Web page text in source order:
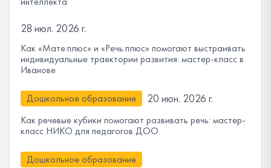
28 июл. 2026 г.
Как «Мате:плюс» и «Речь:плюс» помогают выстраивать
индивидуальные траектории развития: мастер-класс в
Иванове
Дошкольное образование 20 июн. 2026 г.
Как речевые кубики помогают развивать речь: мастер-
класс НИКО для педагогов ДОО
Дошкольное образование